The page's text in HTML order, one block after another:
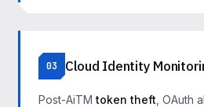
03 Cloud Identity
Post-AiTMtoken theft , OAuth